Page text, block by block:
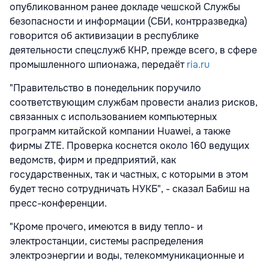
опубликованном ранее докладе чешской Службы
безопасности и информации (СБИ, контрразведка)
говорится об активизации в республике
деятельности спецслужб КНР, прежде всего, в сфере
промышленного шпионажа, передаётria.ru
"Правительство в понедельник поручило
соответствующим службам провести анализ рисков,
связанных с использованием компьютерных
программ китайской компании Huawei, а также
фирмы ZTE. Проверка коснется около 160 ведущих
ведомств, фирм и предприятий, как
государственных, так и частных, с которыми в этом
будет тесно сотрудничать НУКБ", - сказал Бабиш на
пресс-конференции.
"Кроме прочего, имеются в виду тепло- и
электростанции, системы распределения
электроэнергии и воды, телекоммуникационные и